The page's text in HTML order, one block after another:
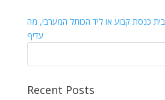
כנסת קבוע או ליד הכותל המערבי, מה
עדיף
Recent Posts